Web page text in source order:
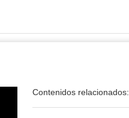
Contenidos relacionados: